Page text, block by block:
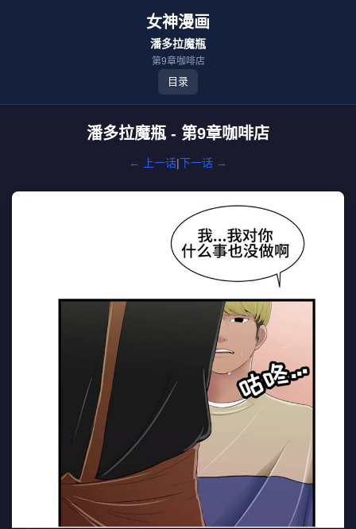
女神漫画
潘多拉魔瓶
第9章咖啡店
目录
潘多拉魔瓶 - 第9章咖啡店
← 上一话|下一话 →